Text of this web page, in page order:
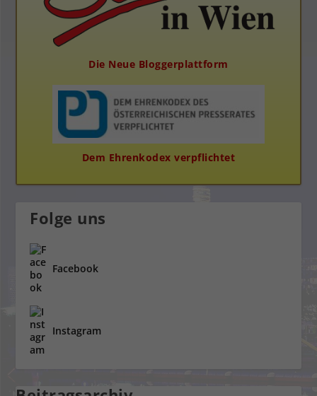
Die Neue Bloggerplattform
Dem Ehrenkodex verpflichtet
Folge uns
Facebook
Instagram